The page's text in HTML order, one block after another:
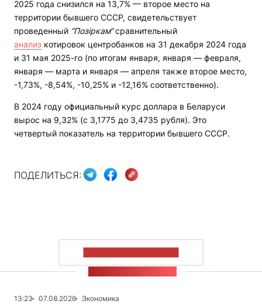
2025 года снизился на 13,7% — второе место на
территории бывшего СССР, свидетельствует
проведенный “Позіркам“сравнительный
анализ котировок центробанков на 31 декабря 2024 года
и 31 мая 2025-го (по итогам января, января — февраля,
января — марта и января — апреля также второе место,
-1,73%, -8,54%, -10,25% и -12,16% соответственно).
В 2024 году официальный курс доллара в Беларуси
вырос на 9,32% (с 3,1775 до 3,4735 рубля). Это
четвертый показатель на территории бывшего СССР.
ПОДЕЛИТЬСЯ:
13:23 07.08.2026
Экономика